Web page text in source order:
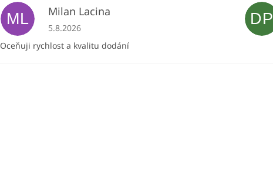
ML Milan Lacina
Hodnocení obchodu je 5 z 5 hvězdiček.
5.8.2026
Oceňuji rychlost a kvalitu dodání
DP